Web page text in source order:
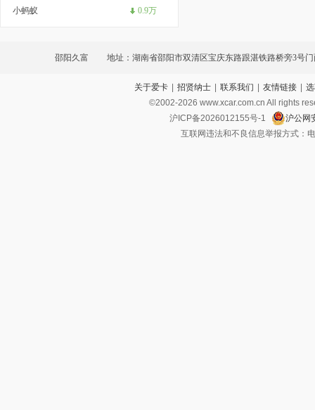
小蚂蚁 0.9万
邵阳久富 地址：湖南省邵阳市双清区宝庆东路跟湛铁路桥旁3号
关于爱卡 | 招贤纳士 | 联系我们 | 友情链接 |
©2002-2026 www.xcar.com.cn All rights
沪ICP备2026012155号-1
沪公网
互联网违法和不良信息举报方式：